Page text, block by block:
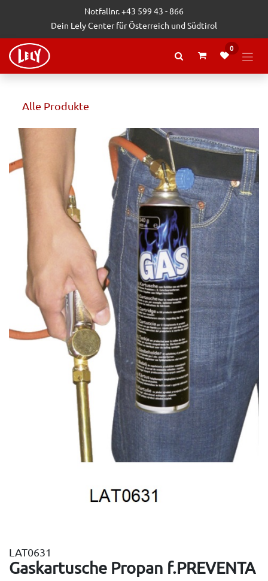
Zum Inhalt springenNotfallnr. +43 599 43 - 866
Dein Lely Center für Österreich und Südtirol
0
Alle Produkte
LAT0631
Gaskartusche Propan f.PREVENTA